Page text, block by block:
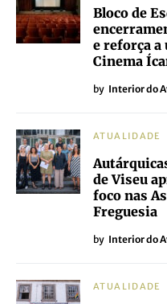
Bloco de
e reforça a
Cinema
by Interior do
ATUALIDADE
de Viseu
foco nas
Freguesia
by Interior do
ATUALIDADE